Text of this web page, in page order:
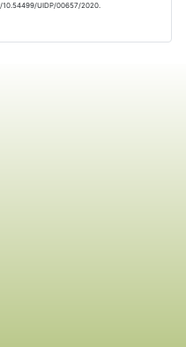
10.54499/UIDP/00657/2020.